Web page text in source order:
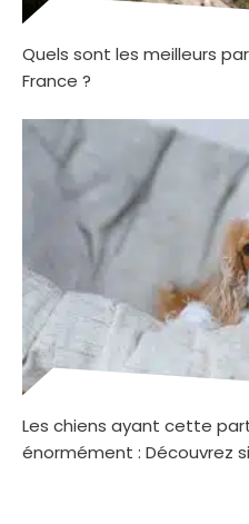
Quels sont les meilleurs
France ?
Les chiens ayant cette
énormément : Découvrez